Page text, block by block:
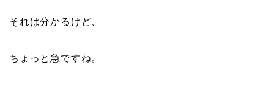
それは分かるけど、
ちょっと急ですね。